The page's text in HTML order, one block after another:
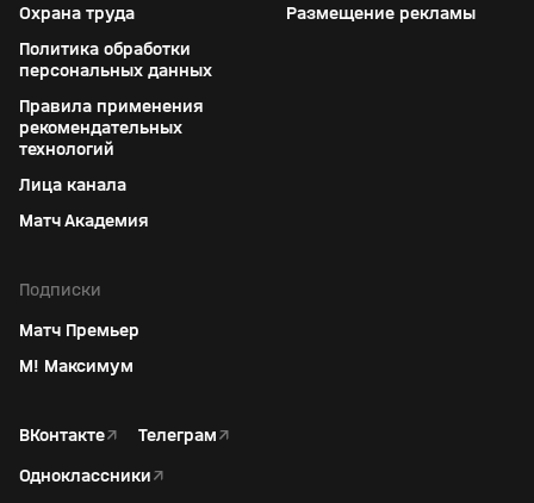
Охрана труда
Политика обработки
персональных данных
Правила применения
рекомендательных
технологий
Лица канала
Матч Академия
Размещение рекламы
Подписки
Матч Премьер
М! Максимум
ВКонтакте↗ Телеграм↗
Одноклассники↗